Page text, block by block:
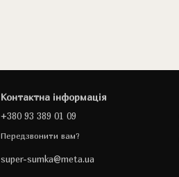
Контактна інформація
+380 93 389 01 09
Передзвонити вам?
super-sumka@meta.ua